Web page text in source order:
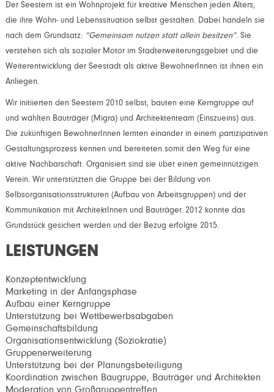
Der Seestern ist ein Wohnprojekt für kreative Menschen jeden Alters,
die ihre Wohn- und Lebenssituation selbst gestalten. Dabei handeln sie
nach dem Grundsatz: “Gemeinsam nutzen statt allein besitzen”. Sie
verstehen sich als sozialer Motor im Stadterweiterungsgebiet und die
Weiterentwicklung der Seestadt als aktive BewohnerInnen ist ihnen ein
Anliegen.
Wir initiierten den Seestern 2010 selbst, bauten eine Kerngruppe auf
und wählten Bauträger (Migra) und Architektenteam (Einszueins) aus.
Die zukünftigen BewohnerInnen lernten einander in einem partizipativen
Gestaltungsprozess kennen und bereiteten somit den Weg für eine
aktive Nachbarschaft. Organisiert sind sie über einen gemeinnützigen
Verein. Wir unterstützten die Gruppe bei der Bildung von
Selbsorganisationsstrukturen (Aufbau von Arbeitsgruppen) und der
Kommunikation mit ArchitektInnen und Bauträger. 2012 konnte das
Grundstück gesichert werden und der Bezug erfolgte 2015.
LEISTUNGEN
Konzeptentwicklung
Marketing in der Anfangsphase
Aufbau einer Kerngruppe
Unterstützung bei Wettbewerbsabgaben
Gemeinschaftsbildung
Organisationsentwicklung (Soziokratie)
Gruppenerweiterung
Unterstützung bei der Planungsbeteiligung
Koordination zwischen Baugruppe, Bauträger und Architekten
Moderation von Großgruppentreffen